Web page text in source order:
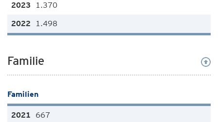
1.370
1.498
Familie
Familien
667